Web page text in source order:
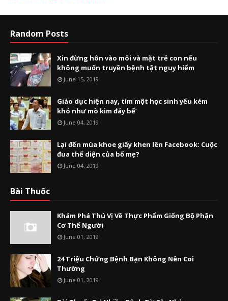
Random Posts
Xin đừng hôn vào môi và mặt trẻ con nếu
không muốn truyền bệnh tật nguy hiểm
June 15, 2019
Giáo dục hiện nay, tìm một học sinh yếu kém
khó như mò kim đáy bể’
June 04, 2019
Lại đến mùa khoe giấy khen lên Facebook: Cuộc
đua thể diện của bố mẹ?
June 04, 2019
Bài Thuốc
Khám Phá Thú Vị Về Thực Phẩm Giống Bộ Phận
Cơ Thể Người
June 01, 2019
24 Triệu Chứng Bệnh Bạn Không Nên Coi
Thường
June 01, 2019